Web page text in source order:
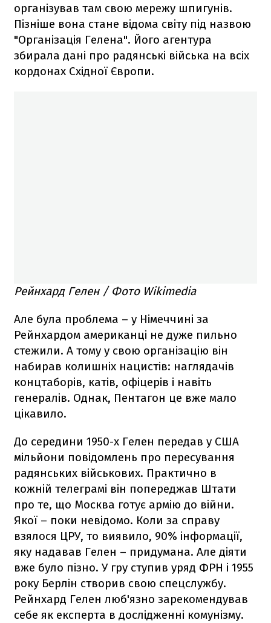
організував там свою мережу шпигунів.
Пізніше вона стане відома світу під назвою
"Організація Гелена". Його агентура
збирала дані про радянські війська на всіх
кордонах Східної Європи.
Рейнхард Гелен / Фото Wikimedia
Але була проблема – у Німеччині за
Рейнхардом американці не дуже пильно
стежили. А тому у свою організацію він
набирав колишніх нацистів: наглядачів
концтаборів, катів, офіцерів і навіть
генералів. Однак, Пентагон це вже мало
цікавило.
До середини 1950-х Гелен передав у США
мільйони повідомлень про пересування
радянських військових. Практично в
кожній телеграмі він попереджав Штати
про те, що Москва готує армію до війни.
Якої – поки невідомо. Коли за справу
взялося ЦРУ, то виявило, 90% інформації,
яку надавав Гелен – придумана. Але діяти
вже було пізно. У гру ступив уряд ФРН і 1955
року Берлін створив свою спецслужбу.
Рейнхард Гелен люб'язно зарекомендував
себе як експерта в дослідженні комунізму.